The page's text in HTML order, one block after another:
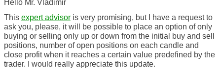
Hello Mr. Vladimir
This expert advisor is very promising, but I have a request to
ask you, please, it will be possible to place an option of only
buying or selling only up or down from the initial buy and sell
positions, number of open positions on each candle and
close profit when it reaches a certain value predefined by the
trader. I would really appreciate this update.